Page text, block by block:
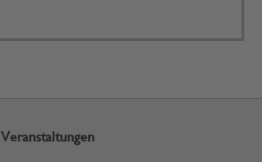
Veranstaltungen